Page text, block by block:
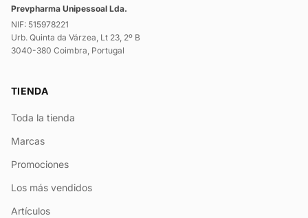
Prevpharma Unipessoal Lda.
NIF: 515978221
Urb. Quinta da Várzea, Lt 23, 2º B
3040-380 Coimbra, Portugal
TIENDA
Toda la tienda
Marcas
Promociones
Los más vendidos
Artículos